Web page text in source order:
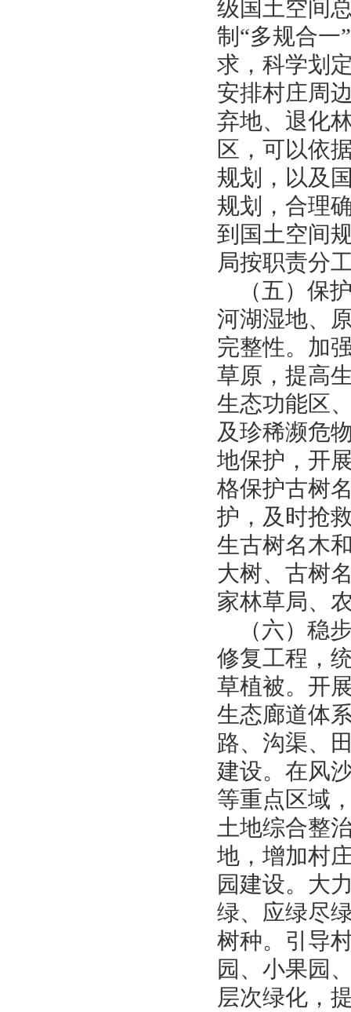
级国土空间
制 “多规合一
求，科学划
安排村庄周
弃地、退化
区，可以依
规划，以及
规划，合理
到国土空间
局按职责分
（五）保
河湖湿地、
完整性。加
草原，提高
生态功能区
及珍稀濒危
地保护，开
格保护古树
护，及时抢
生古树名木
大树、古树
家林草局、
（六）稳
修复工程，
草植被。开
生态廊道体
路、沟渠、
建设。在风
等重点区域
土地综合整
地，增加村
园建设。大
绿、应绿尽
树种。引导
园、小果园
层次绿化，